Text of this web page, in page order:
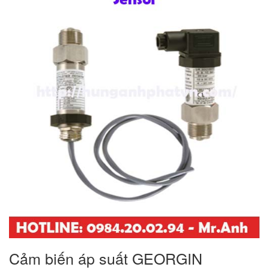
Cảm biến áp suất GEORGIN